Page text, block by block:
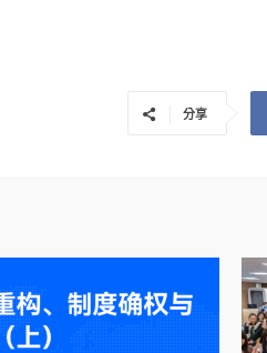
分享